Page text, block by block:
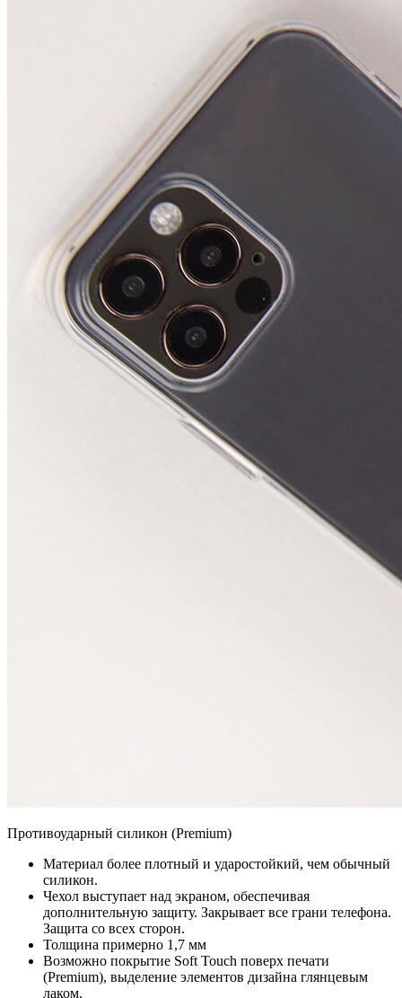
Противоударный силикон (Premium)
Материал более плотный и ударостойкий, чем обычный
силикон.
Чехол выступает над экраном, обеспечивая
дополнительную защиту. Закрывает все грани телефона.
Защита со всех сторон.
Толщина примерно 1,7 мм
Возможно покрытие Soft Touch поверх печати
(Premium), выделение элементов дизайна глянцевым
лаком.